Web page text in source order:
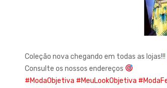
Coleção nova chegando em todas as lojas!!!
Consulte os nossos endereços
#ModaObjetiva #MeuLookObjetiva